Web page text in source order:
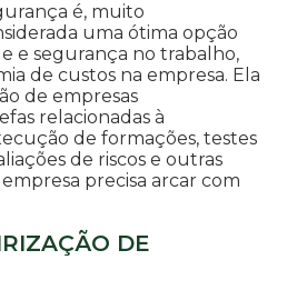
é, muito
uma ótima opção
e segurança no trabalho,
de custos na empresa. Ela
de empresas
relacionadas à
de formações, testes
de riscos e outras
precisa arcar com
DE